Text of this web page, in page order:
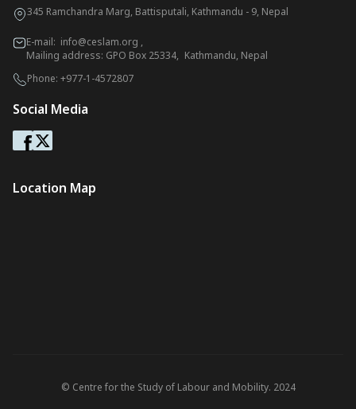
345 Ramchandra Marg, Battisputali, Kathmandu - 9, Nepal
E-mail: info@ceslam.org ,
Mailing address: GPO Box 25334, Kathmandu, Nepal
Phone: +977-1-4572807
Social Media
Location Map
© Centre for the Study of Labour and Mobility. 2024